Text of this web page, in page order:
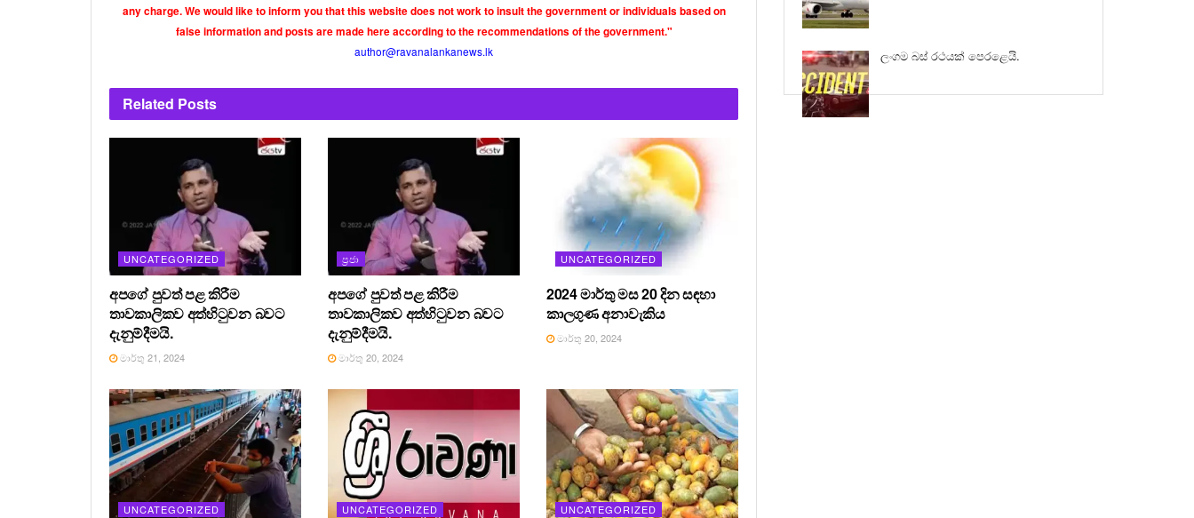
any charge. We would like to inform you that this website does not work to insult the government or individuals based on
false information and posts are made here according to the recommendations of the government."
author@ravanalankanews.lk
Related Posts
UNCATEGORIZED
අපගේ පුවත් පළ කිරීම
තාවකාලිකව අත්හිටුවන බවට
දැනුම්දීමයි.
මාර්තු 21, 2024
ප්‍රජා
අපගේ පුවත් පළ කිරීම
තාවකාලිකව අත්හිටුවන බවට
දැනුම්දීමයි.
මාර්තු 20, 2024
UNCATEGORIZED
2024 මාර්තු මස 20 දින සඳහා
කාලගුණ අනාවැකිය
මාර්තු 20, 2024
UNCATEGORIZED UNCATEGORIZED UNCATEGORIZED
ලංගම බස් රථයක් පෙරළෙයි.